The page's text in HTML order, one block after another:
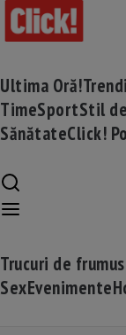
Ultima Oră!
TimeSportStil
SănătateClick!
Trucuri de
SexEvenimente